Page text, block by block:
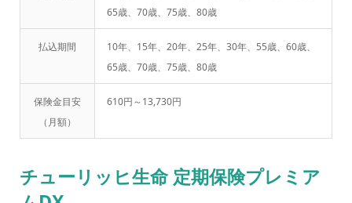
65歳、70歳、75歳、80歳
払込期間
10年、15年、20年、25年、30年、55歳、60歳、
65歳、70歳、75歳、80歳
保険金目安
（月額）
610円～13,730円
チューリッヒ生命 定期保険プレミア